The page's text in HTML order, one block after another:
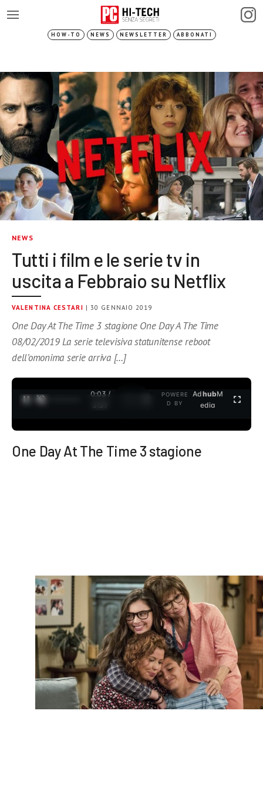
HOW-TO NEWS NEWSLETTER ABBONATI
NEWS
Tutti i film e le serie tv in
uscita a Febbraio su Netflix
VALENTINA CESTARI | 30 GENNAIO 2019
One Day At The Time 3 stagione One Day A The Time
08/02/2019 La serie televisiva statunitense reboot
dell’omonima serie arriva […]
0:04 /
3:37
POWERE
D BY
AdhubM
edia
One Day At The Time 3 stagione